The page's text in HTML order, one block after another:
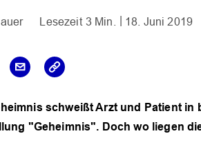
3 Min. 18. Juni 2019
schweißt Arzt und Patient
"Geheimnis". Doch wo liegen